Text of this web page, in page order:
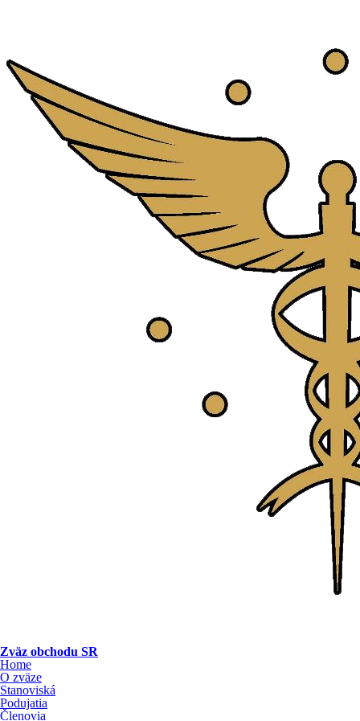
Zväz obchodu SR
Home
O zväze
Stanoviská
Podujatia
Členovia